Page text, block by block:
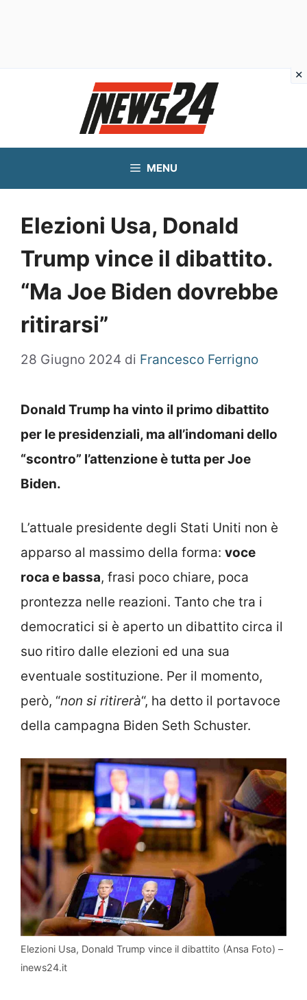
MENU
Elezioni Usa, Donald
Trump vince il dibattito.
“Ma Joe Biden dovrebbe
ritirarsi”
28 Giugno 2024 di Francesco Ferrigno
Donald Trump ha vinto il primo dibattito
per le presidenziali, ma all’indomani dello
“scontro” l’attenzione è tutta per Joe
Biden.
L’attuale presidente degli Stati Uniti non è
apparso al massimo della forma: voce
roca e bassa, frasi poco chiare, poca
prontezza nelle reazioni. Tanto che tra i
democratici si è aperto un dibattito circa il
suo ritiro dalle elezioni ed una sua
eventuale sostituzione. Per il momento,
però, “non si ritirerà“, ha detto il portavoce
della campagna Biden Seth Schuster.
Elezioni Usa, Donald Trump vince il dibattito (Ansa Foto) –
inews24.it